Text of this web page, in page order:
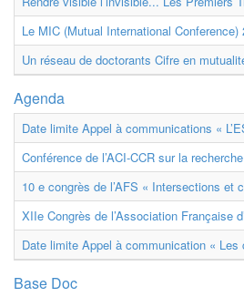
Le MIC (Mutual International
Un réseau de doctorants Cifre en
Agenda
Date limite Appel à communications «
Conférence de l’ACI-CCR sur la
10 e congrès de l’AFS « Intersections
XIIe Congrès de l’Association Française
Date limite Appel à communication «
Base Doc